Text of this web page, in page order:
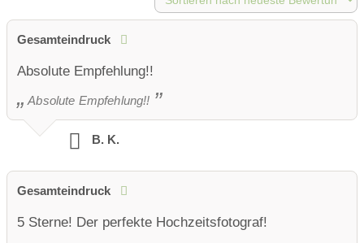
Gesamteindruck
Absolute Empfehlung!!
Absolute Empfehlung!!
B. K.
Gesamteindruck
5 Sterne! Der perfekte Hochzeitsfotograf!